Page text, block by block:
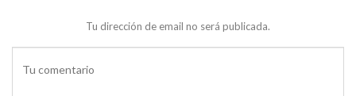
Tu dirección de email no será publicada.